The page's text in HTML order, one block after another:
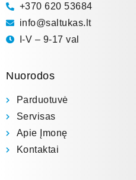
+370 620 53684
info@saltukas.lt
I-V – 9-17 val
Nuorodos
Parduotuvė
Servisas
Apie Įmonę
Kontaktai